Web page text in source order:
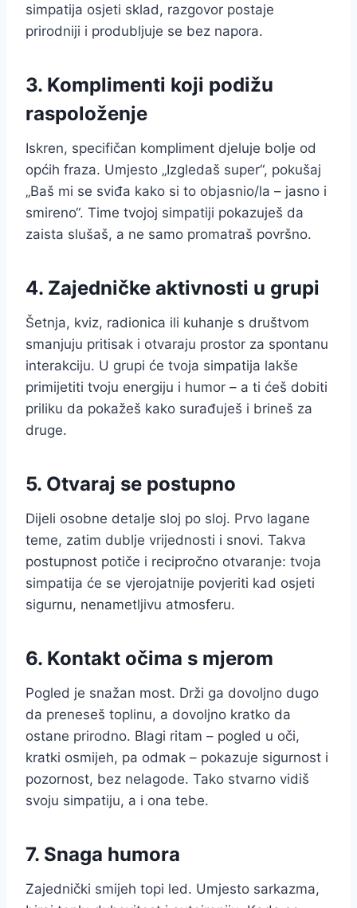
simpatija osjeti sklad, razgovor postaje
prirodniji i produbljuje se bez napora.
3. Komplimenti koji podižu
raspoloženje
Iskren, specifičan kompliment djeluje bolje od
općih fraza. Umjesto „Izgledaš super“, pokušaj
„Baš mi se sviđa kako si to objasnio/la – jasno i
smireno“. Time tvojoj simpatiji pokazuješ da
zaista slušaš, a ne samo promatraš površno.
4. Zajedničke aktivnosti u grupi
Šetnja, kviz, radionica ili kuhanje s društvom
smanjuju pritisak i otvaraju prostor za spontanu
interakciju. U grupi će tvoja simpatija lakše
primijetiti tvoju energiju i humor – a ti ćeš dobiti
priliku da pokažeš kako surađuješ i brineš za
druge.
5. Otvaraj se postupno
Dijeli osobne detalje sloj po sloj. Prvo lagane
teme, zatim dublje vrijednosti i snovi. Takva
postupnost potiče i recipročno otvaranje: tvoja
simpatija će se vjerojatnije povjeriti kad osjeti
sigurnu, nenametljivu atmosferu.
6. Kontakt očima s mjerom
Pogled je snažan most. Drži ga dovoljno dugo
da preneseš toplinu, a dovoljno kratko da
ostane prirodno. Blagi ritam – pogled u oči,
kratki osmijeh, pa odmak – pokazuje sigurnost i
pozornost, bez nelagode. Tako stvarno vidiš
svoju simpatiju, a i ona tebe.
7. Snaga humora
Zajednički smijeh topi led. Umjesto sarkazma,